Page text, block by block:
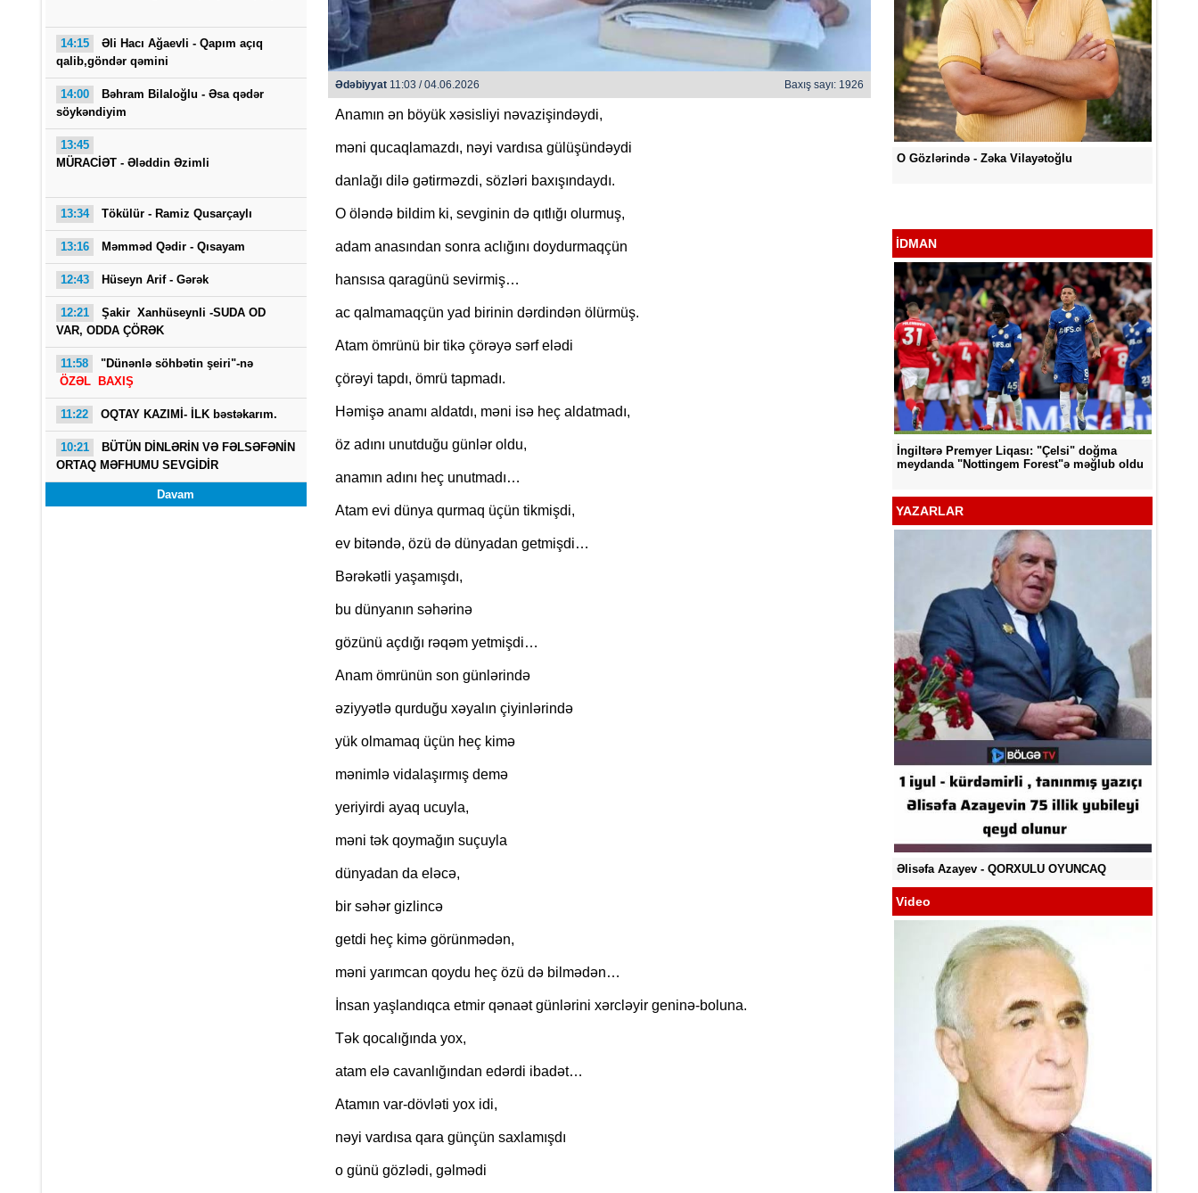
14:15 Əli Hacı Ağaevli - Qapım açıq
qalib,göndər qəmini
14:00
Bəhram Bilaloğlu - Əsa qədər
söykəndiyim
13:45
MÜRACİƏT - Ələddin Əzimli
13:34 Tökülür - Ramiz Qusarçaylı
13:16 Məmməd Qədir - Qısayam
12:43 Hüseyn Arif - Gərək
12:21
Şakir Xanhüseynli -SUDA OD
VAR, ODDA ÇÖRƏK
11:58
"Dünənlə söhbətin şeiri"-nə
ÖZƏL BAXIŞ
11:22 OQTAY KAZIMİ- İLK bəstəkarım.
10:21
BÜTÜN DİNLƏRİN VƏ FƏLSƏFƏNİN
ORTAQ MƏFHUMU SEVGİDİR
Davam
Ədəbiyyat11:03 / 04.06.2026 Baxış sayı: 1926
Anamın ən böyük xəsisliyi nəvazişindəydi,
məni qucaqlamazdı, nəyi vardısa gülüşündəydi
danlağı dilə gətirməzdi, sözləri baxışındaydı.
O öləndə bildim ki, sevginin də qıtlığı olurmuş,
adam anasından sonra aclığını doydurmaqçün
hansısa qaragünü sevirmiş…
ac qalmamaqçün yad birinin dərdindən ölürmüş.
Atam ömrünü bir tikə çörəyə sərf elədi
çörəyi tapdı, ömrü tapmadı.
Həmişə anamı aldatdı, məni isə heç aldatmadı,
öz adını unutduğu günlər oldu,
anamın adını heç unutmadı…
Atam evi dünya qurmaq üçün tikmişdi,
ev bitəndə, özü də dünyadan getmişdi…
Bərəkətli yaşamışdı,
bu dünyanın səhərinə
gözünü açdığı rəqəm yetmişdi…
Anam ömrünün son günlərində
əziyyətlə qurduğu xəyalın çiyinlərində
yük olmamaq üçün heç kimə
mənimlə vidalaşırmış demə
yeriyirdi ayaq ucuyla,
məni tək qoymağın suçuyla
dünyadan da eləcə,
bir səhər gizlincə
getdi heç kimə görünmədən,
məni yarımcan qoydu heç özü də bilmədən…
İnsan yaşlandıqca etmir qənaət günlərini xərcləyir geninə-boluna.
Tək qocalığında yox,
atam elə cavanlığından edərdi ibadət…
Atamın var-dövləti yox idi,
nəyi vardısa qara günçün saxlamışdı
o günü gözlədi, gəlmədi
O Gözlərində - Zəka Vilayətoğlu
İDMAN
İngiltərə Premyer Liqası: "Çelsi" doğma
meydanda "Nottingem Forest"ə məğlub oldu
"Neftçi" klubunun
YAZARLAR
Əlisəfa Azayev - QORXULU OYUNCAQ
Video